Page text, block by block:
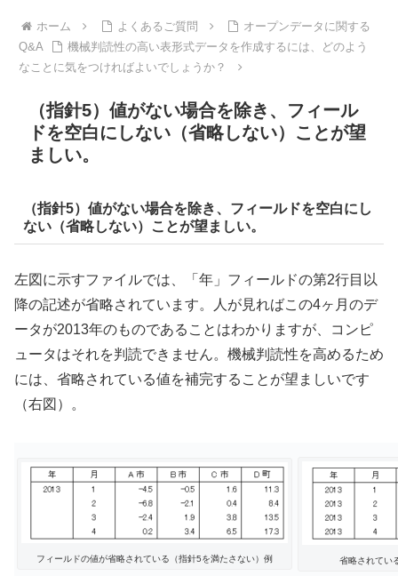
ホーム よくあるご質問
オープンデータに関する
Q&A
機械判読性の高い表形式データを作成するには、どのよう
なことに気をつければよいでしょうか？
（指針5）値がない場合を除き、フィール
ドを空白にしない（省略しない）ことが望
ましい。
（指針5）値がない場合を除き、フィールドを空白にし
ない（省略しない）ことが望ましい。
左図に示すファイルでは、「年」フィールドの第2行目以
降の記述が省略されています。人が見ればこの4ヶ月のデ
ータが2013年のものであることはわかりますが、コンピ
ュータはそれを判読できません。機械判読性を高めるため
には、省略されている値を補完することが望ましいです
（右図）。
フィールドの値が省略されている（指針5を満たさない）例 省略されてい